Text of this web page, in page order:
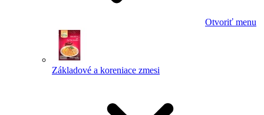
Otvoriť menu
Základové a koreniace zmesi